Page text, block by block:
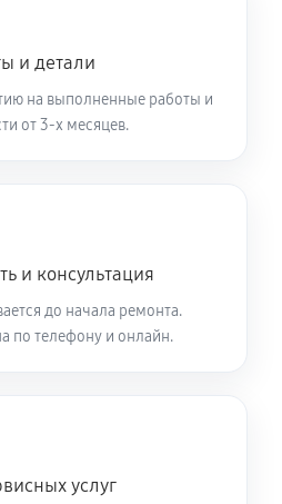
и детали
на выполненные работы и
от 3-х месяцев.
и консультация
до начала ремонта.
по телефону и онлайн.
услуг